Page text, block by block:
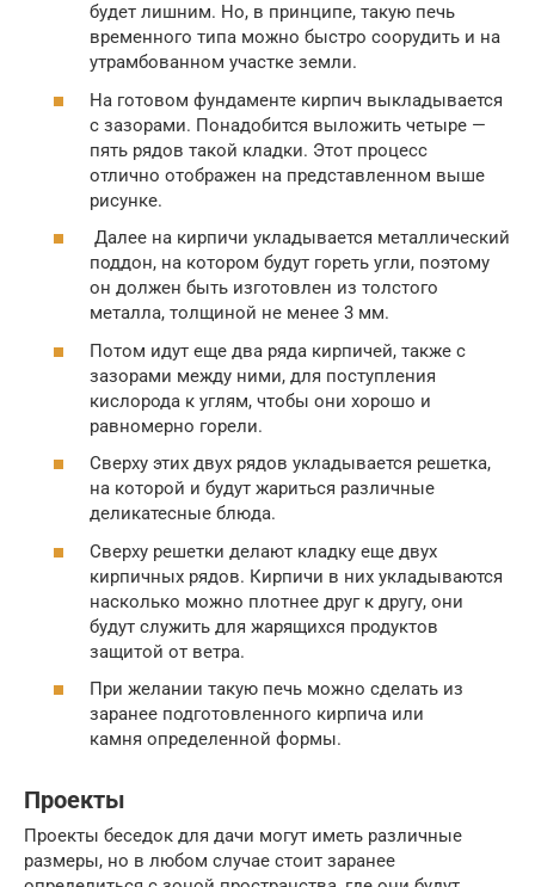
будет лишним. Но, в принципе, такую печь
временного типа можно быстро соорудить и на
утрамбованном участке земли.
На готовом фундаменте кирпич выкладывается
с зазорами. Понадобится выложить четыре —
пять рядов такой кладки. Этот процесс
отлично отображен на представленном выше
рисунке.
Далее на кирпичи укладывается металлический
поддон, на котором будут гореть угли, поэтому
он должен быть изготовлен из толстого
металла, толщиной не менее 3 мм.
Потом идут еще два ряда кирпичей, также с
зазорами между ними, для поступления
кислорода к углям, чтобы они хорошо и
равномерно горели.
Сверху этих двух рядов укладывается решетка,
на которой и будут жариться различные
деликатесные блюда.
Сверху решетки делают кладку еще двух
кирпичных рядов. Кирпичи в них укладываются
насколько можно плотнее друг к другу, они
будут служить для жарящихся продуктов
защитой от ветра.
При желании такую печь можно сделать из
заранее подготовленного кирпича или
камня определенной формы.
Проекты
Проекты беседок для дачи могут иметь различные
размеры, но в любом случае стоит заранее